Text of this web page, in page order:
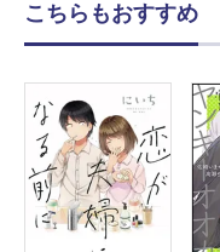
こちらもおすすめ